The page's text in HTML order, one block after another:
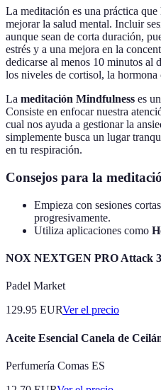
La meditación es una práctica
mejorar la salud mental. Incluir
aunque sean de corta duración,
estrés y a una mejora en la
dedicarse al menos 10 minutos al
los niveles de cortisol, la hormona
La meditación Mindfulness es
Consiste en enfocar nuestra
cual nos ayuda a gestionar la
simplemente busca un lugar
en tu respiración.
Consejos para la
Empieza con sesiones
progresivamente.
Utiliza aplicaciones como
NOX NEXTGEN PRO Attack
Padel Market
129.95 EURVer el precio
Aceite Esencial Canela de
Perfumería Comas ES